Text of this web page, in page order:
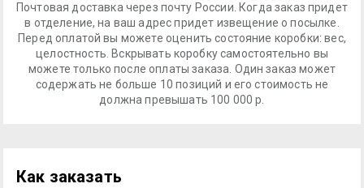
Почтовая доставка через почту России. Когда заказ придет
в отделение, на ваш адрес придет извещение о посылке.
Перед оплатой вы можете оценить состояние коробки: вес,
целостность. Вскрывать коробку самостоятельно вы
можете только после оплаты заказа. Один заказ может
содержать не больше 10 позиций и его стоимость не
должна превышать 100 000 р.
Как заказать